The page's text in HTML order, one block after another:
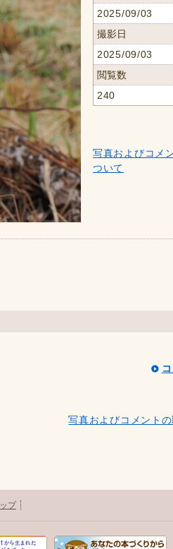
2025/09/03
撮影日
2025/09/03
閲覧数
240
写真およびコメ
ついて
写真およびコメント
プ